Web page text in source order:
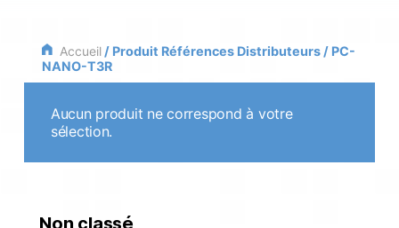
Accueil/ Produit Références Distributeurs / PC-
NANO-T3R
Aucun produit ne correspond à votre
sélection.
Non classé